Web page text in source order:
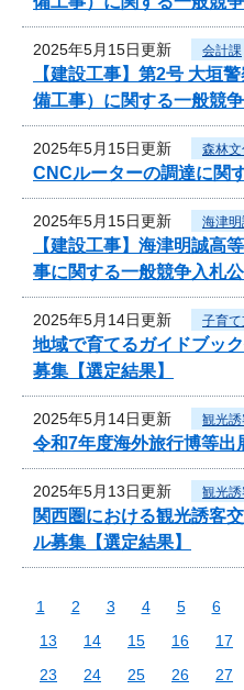
2025年5月15日更新 会計課
【建設工事】第2号 大垣
備工事）に関する一般競
2025年5月15日更新 森林
CNCルーターの調達に関
2025年5月15日更新 海津
【建設工事】海津明誠
事に関する一般競争入札
2025年5月14日更新 子育
地域で育てるガイドブッ
募集【選定結果】
2025年5月14日更新 観光
令和7年度海外旅行博等出
2025年5月13日更新 観光
関西圏における観光誘客
ル募集【選定結果】
1 2 3 4 5 6
13
14 15 16 17
23
24 25 26 27